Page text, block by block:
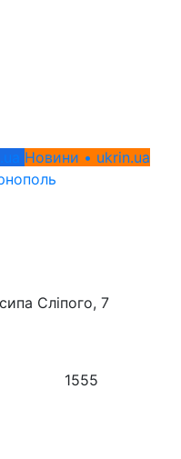
Новини • ukrin.ua
Сліпого, 7
1555